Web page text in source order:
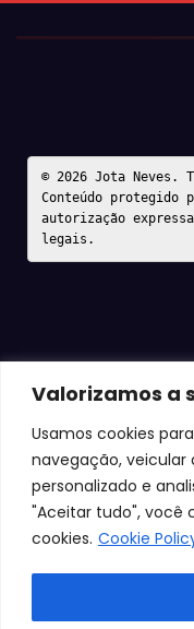
Valorizamos a
Usamos cookies
navegação,
personalizado e
"Aceitar tudo", você
cookies. Cookie
© 2026 Jota Neves.
Conteúdo protegido
autorização
legais.